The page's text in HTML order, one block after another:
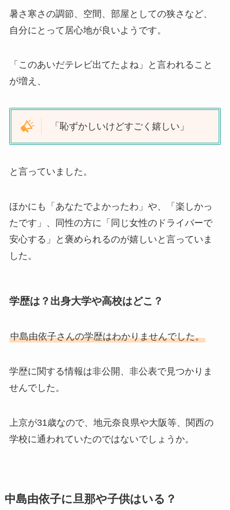
暑さ寒さの調節、空間、部屋としての狭さなど、
自分にとって居心地が良いようです。
「このあいだテレビ出てたよね」と言われること
が増え、
「恥ずかしいけどすごく嬉しい」
と言っていました。
ほかにも「あなたでよかったわ」や、「楽しかっ
たです」、同性の方に「同じ女性のドライバーで
安心する」と褒められるのが嬉しいと言っていま
した。
学歴は？出身大学や高校はどこ？
中島由依子さんの学歴はわかりませんでした。
学歴に関する情報は非公開、非公表で見つかりま
せんでした。
上京が31歳なので、地元奈良県や大阪等、関西の
学校に通われていたのではないでしょうか。
中島由依子に旦那や子供はいる？